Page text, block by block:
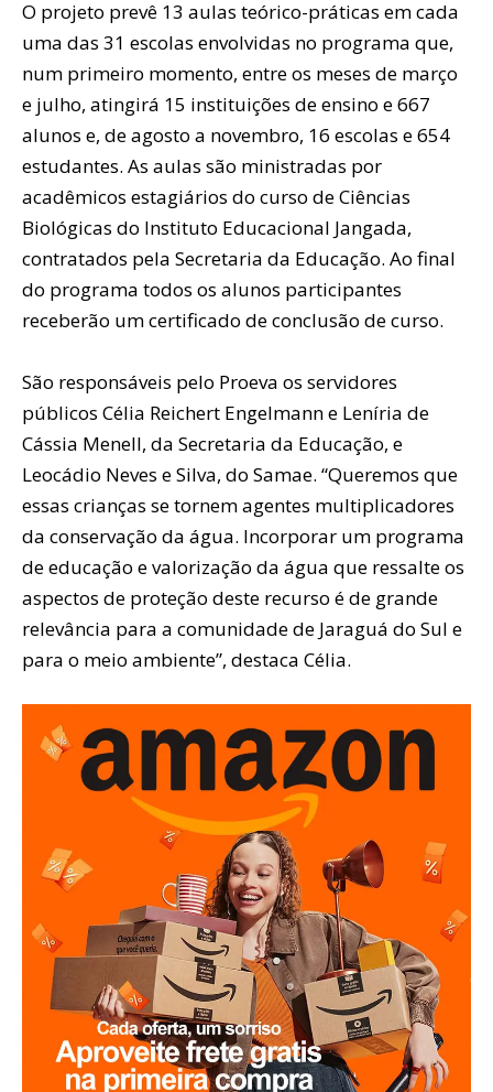
O projeto prevê 13 aulas teórico-práticas em cada
uma das 31 escolas envolvidas no programa que,
num primeiro momento, entre os meses de março
e julho, atingirá 15 instituições de ensino e 667
alunos e, de agosto a novembro, 16 escolas e 654
estudantes. As aulas são ministradas por
acadêmicos estagiários do curso de Ciências
Biológicas do Instituto Educacional Jangada,
contratados pela Secretaria da Educação. Ao final
do programa todos os alunos participantes
receberão um certificado de conclusão de curso.
São responsáveis pelo Proeva os servidores
públicos Célia Reichert Engelmann e Leníria de
Cássia Menell, da Secretaria da Educação, e
Leocádio Neves e Silva, do Samae. “Queremos que
essas crianças se tornem agentes multiplicadores
da conservação da água. Incorporar um programa
de educação e valorização da água que ressalte os
aspectos de proteção deste recurso é de grande
relevância para a comunidade de Jaraguá do Sul e
para o meio ambiente”, destaca Célia.